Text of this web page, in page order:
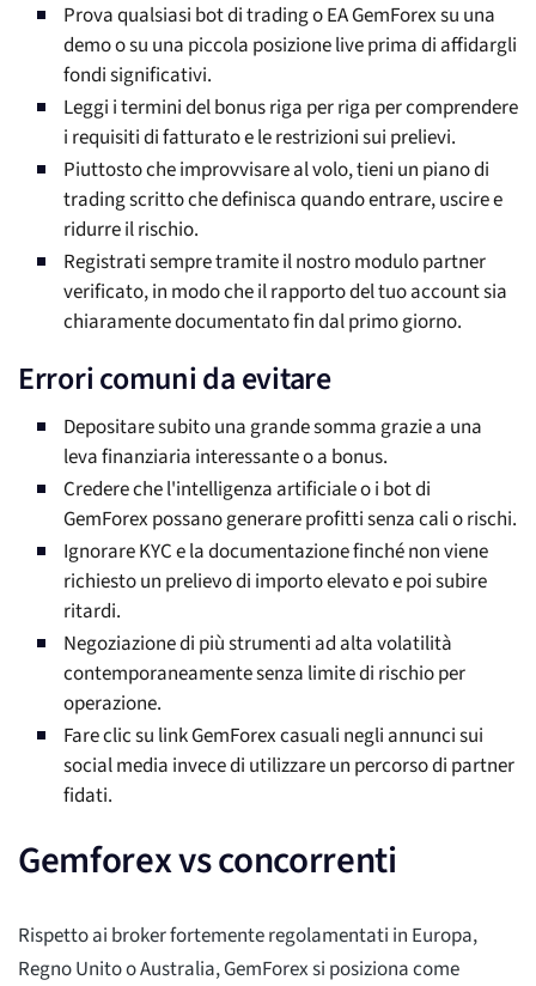
Prova qualsiasi bot di trading o EA GemForex su una
demo o su una piccola posizione live prima di affidargli
fondi significativi.
Leggi i termini del bonus riga per riga per comprendere
i requisiti di fatturato e le restrizioni sui prelievi.
Piuttosto che improvvisare al volo, tieni un piano di
trading scritto che definisca quando entrare, uscire e
ridurre il rischio.
Registrati sempre tramite il nostro modulo partner
verificato, in modo che il rapporto del tuo account sia
chiaramente documentato fin dal primo giorno.
Errori comuni da evitare
Depositare subito una grande somma grazie a una
leva finanziaria interessante o a bonus.
Credere che l'intelligenza artificiale o i bot di
GemForex possano generare profitti senza cali o rischi.
Ignorare KYC e la documentazione finché non viene
richiesto un prelievo di importo elevato e poi subire
ritardi.
Negoziazione di più strumenti ad alta volatilità
contemporaneamente senza limite di rischio per
operazione.
Fare clic su link GemForex casuali negli annunci sui
social media invece di utilizzare un percorso di partner
fidati.
Gemforex vs concorrenti
Rispetto ai broker fortemente regolamentati in Europa,
Regno Unito o Australia, GemForex si posiziona come